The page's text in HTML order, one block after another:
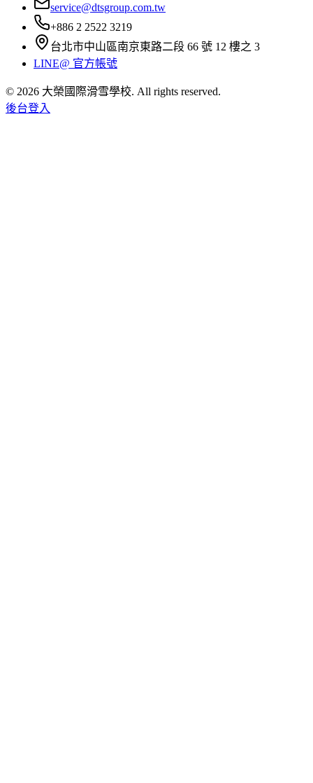
service@dtsgroup.com.tw
+886 2 2522 3219
台北市中山區南京東路二段 66 號 12 樓之 3
LINE@ 官方帳號
© 2026 大榮國際滑雪學校. All rights reserved.
後台登入